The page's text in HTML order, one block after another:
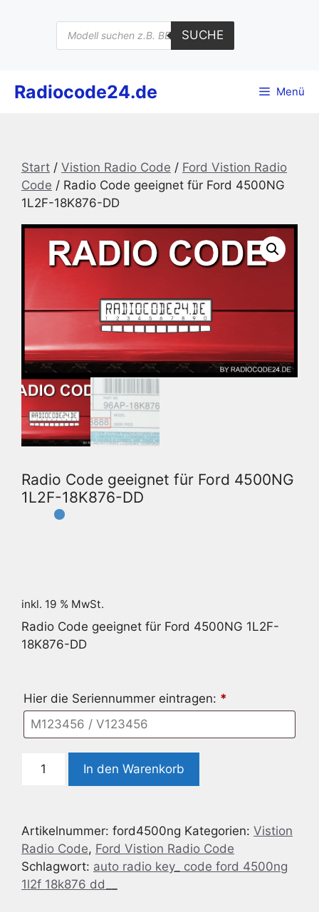
Products
search
SUCHE
Radiocode24.de Menü
Start / Vistion Radio Code / Ford Vistion Radio
Code / Radio Code geeignet für Ford 4500NG
1L2F-18K876-DD
Radio Code geeignet für Ford 4500NG
1L2F-18K876-DD
inkl. 19 % MwSt.
Radio Code geeignet für Ford 4500NG 1L2F-
18K876-DD
Hier die Seriennummer eintragen: *
Code
Ford
4500NG
1L2F-
18K876-
In den Warenkorb
Artikelnummer: ford4500ng Kategorien: Vistion
Radio Code, Ford Vistion Radio Code
Schlagwort: auto radio key_ code ford 4500ng
1l2f 18k876 dd__